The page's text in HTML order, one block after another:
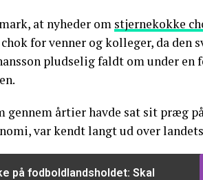
at nyheder om stjernekokke
for venner og kolleger, da den
pludselig faldt om under en
gennem årtier havde sat sit præg
var kendt langt ud over
på fodboldlandsholdet: Skal